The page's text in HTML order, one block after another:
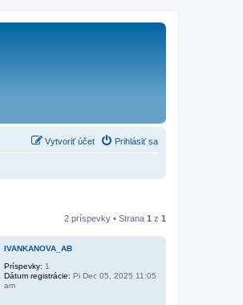
Prihlásiť sa
Vytvoriť účet
2 príspevky • Strana 1 z 1
IVANKANOVA_AB
Príspevky: 1
Dátum registrácie: Pi Dec 05, 2025 11:05
am